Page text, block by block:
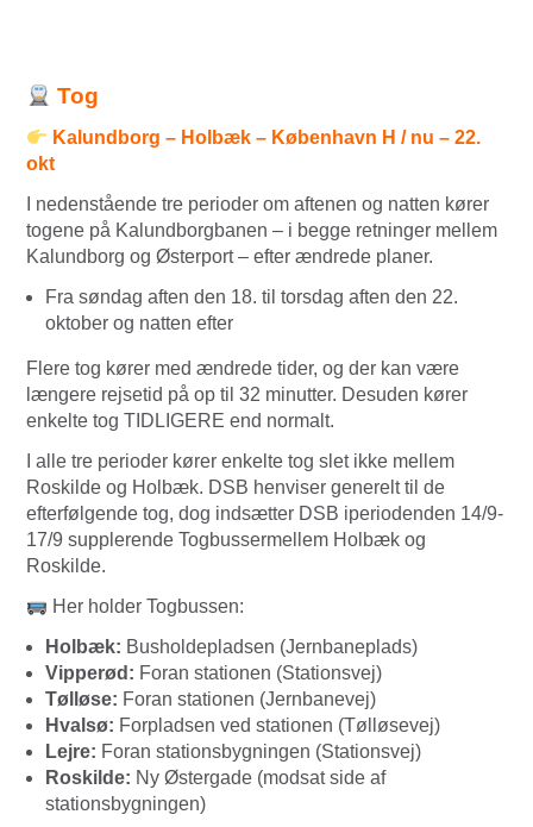
Tog
Kalundborg – Holbæk – København H / nu – 22.
okt
I nedenstående tre perioder om aftenen og natten kører
togene på Kalundborgbanen – i begge retninger mellem
Kalundborg og Østerport – efter ændrede planer.
Fra søndag aften den 18. til torsdag aften den 22.
oktober og natten efter
Flere tog kører med ændrede tider, og der kan være
længere rejsetid på op til 32 minutter. Desuden kører
enkelte tog TIDLIGERE end normalt.
I alle tre perioder kører enkelte tog slet ikke mellem
Roskilde og Holbæk. DSB henviser generelt til de
efterfølgende tog, dog indsætter DSB iperiodenden 14/9-
17/9 supplerende Togbussermellem Holbæk og
Roskilde.
Her holder Togbussen:
Holbæk: Busholdepladsen (Jernbaneplads)
Vipperød: Foran stationen (Stationsvej)
Tølløse: Foran stationen (Jernbanevej)
Hvalsø: Forpladsen ved stationen (Tølløsevej)
Lejre: Foran stationsbygningen (Stationsvej)
Roskilde: Ny Østergade (modsat side af
stationsbygningen)